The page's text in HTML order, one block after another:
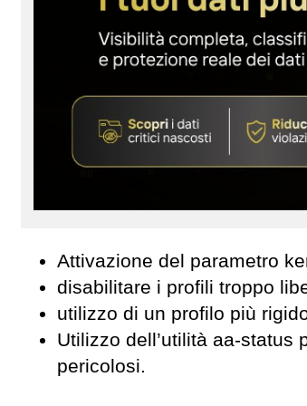
Attivazione del parametro
disabilitare i profili troppo
utilizzo di un profilo più
Utilizzo dell’utilità aa-status
pericolosi.